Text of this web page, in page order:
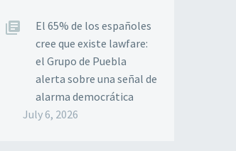
El 65% de los españoles
cree que existe lawfare:
el Grupo de Puebla
alerta sobre una señal de
alarma democrática
July 6, 2026